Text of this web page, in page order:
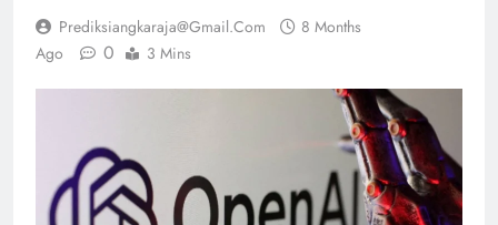
Prediksiangkaraja@gmail.com
8 Months
Ago
0 3 Mins